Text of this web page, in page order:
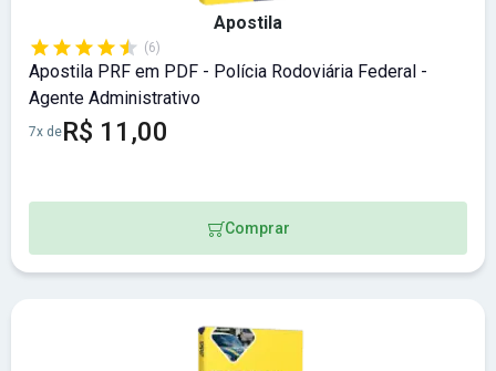
Apostila
(6)
Apostila PRF em PDF - Polícia Rodoviária Federal -
Agente Administrativo
7x deR$ 11,00
Comprar